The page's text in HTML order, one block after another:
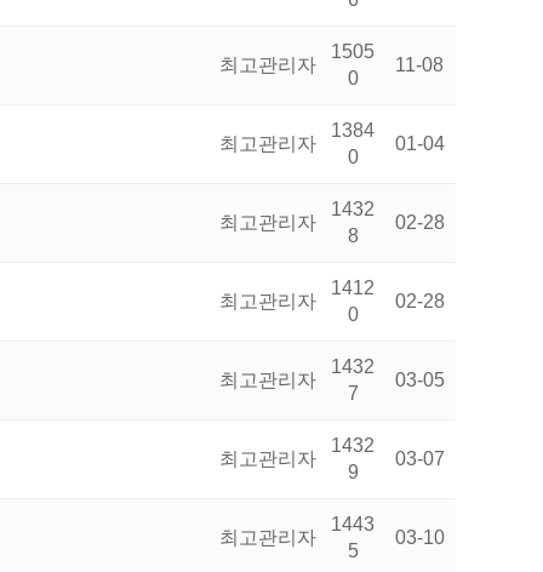
최고관리자
1505
0
11-08
최고관리자
1384
0
01-04
최고관리자
1432
8
02-28
최고관리자
1412
0
02-28
최고관리자
1432
7
03-05
최고관리자
1432
9
03-07
최고관리자
1443
5
03-10